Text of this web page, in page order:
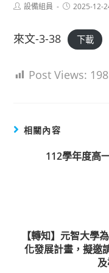
Post設備組員
Post2025-12-
來文-3-38 下載
Post Views: 198
相關內容
112學年度高
【轉知】元智大學
化發展計畫，擬邀